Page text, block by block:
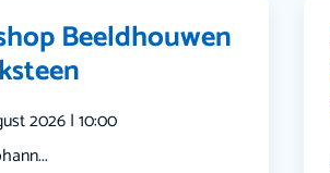
Beeldhouwen
2026 | 10:00